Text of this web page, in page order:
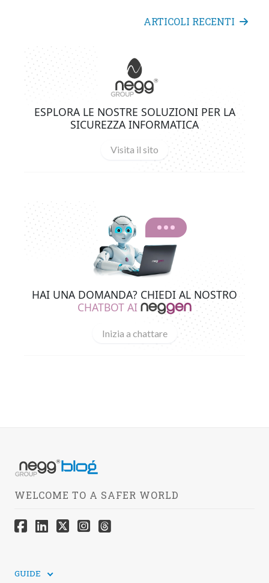
ARTICOLI RECENTI
ESPLORA LE NOSTRE SOLUZIONI PER LA
SICUREZZA INFORMATICA
Visita il sito
HAI UNA DOMANDA? CHIEDI AL NOSTRO
CHATBOT AI
Inizia a chattare
WELCOME TO A SAFER WORLD
GUIDE